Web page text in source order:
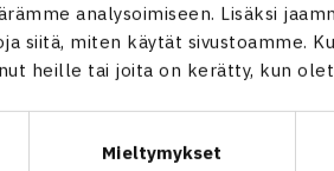
analysoimiseen. Lisäksi
siitä, miten käytät sivustoamme.
heille tai joita on kerätty, kun
Mieltymykset
13.9.2024 | 14:16
SEURAT